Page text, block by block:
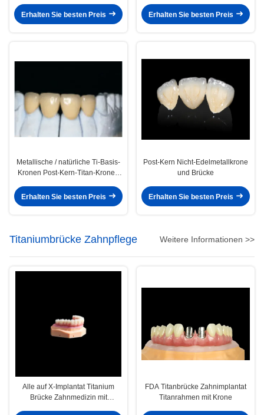
Erhalten Sie besten Preis
Erhalten Sie besten Preis
Metallische / natürliche Ti-Basis-
Kronen Post-Kern-Titan-Kronen
Erhalten Sie besten Preis
Post-Kern Nicht-Edelmetallkrone
und Brücke
Erhalten Sie besten Preis
Titaniumbrücke Zahnpflege Weitere Informationen >>
Alle auf X-Implantat Titanium
Brücke Zahnmedizin mit
FDA Titanbrücke Zahnimplantat
Titanrahmen mit Krone